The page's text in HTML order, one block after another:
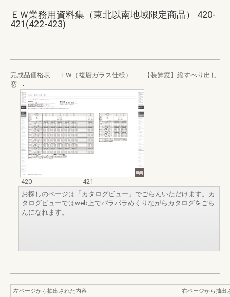
ＥＷ業務用資料集（東北以南地域限定商品） 420-
421(422-423)
完成品価格表 EW（複層ガラス仕様）
【装飾窓】縦すべり出し
窓
420
421
お探しのページは「カタログビュー」でごらんいただけます。カ
タログビューではweb上でパラパラめくりながらカタログをごら
んになれます。
左ページから抽出された内容
右ページから抽出